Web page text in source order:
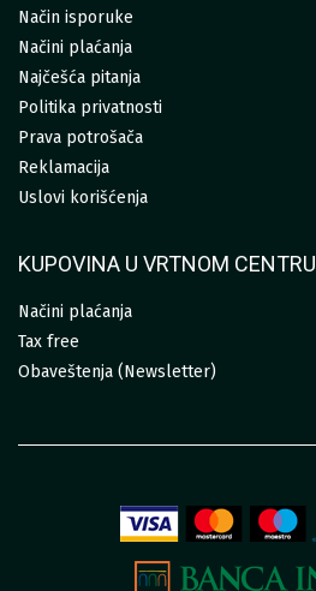
Način isporuke
Načini plaćanja
Najčešća pitanja
Politika privatnosti
Prava potrošača
Reklamacija
Uslovi korišćenja
KUPOVINA U VRTNOM CENTRU
Načini plaćanja
Tax free
Obaveštenja (Newsletter)